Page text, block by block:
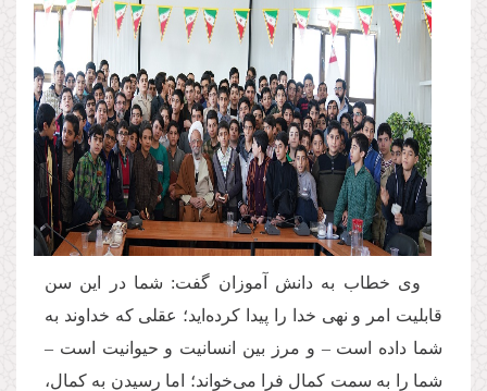
وی خطاب به دانش آموزان گفت: شما در این سن
قابلیت امر و نهی خدا را پیدا کرده‌اید؛ عقلی که خداوند به
شما داده است – و مرز بین انسانیت و حیوانیت است –
شما را به سمت کمال فرا می‌خواند؛ اما رسیدن به کمال،